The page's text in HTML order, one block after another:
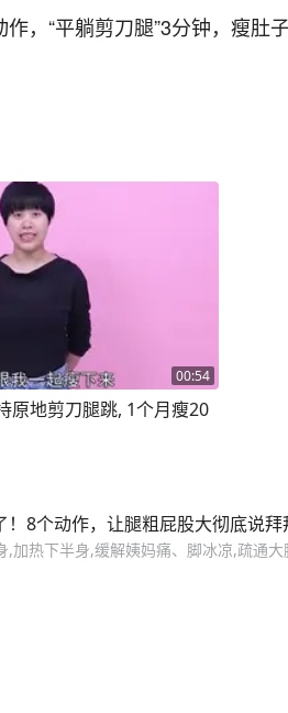
，“平躺剪刀腿”3分钟，瘦肚
00:54
原地剪刀腿跳, 1个月瘦20
8个动作，让腿粗屁股大彻底说拜
,加热下半身,缓解姨妈痛、脚冰凉,疏通